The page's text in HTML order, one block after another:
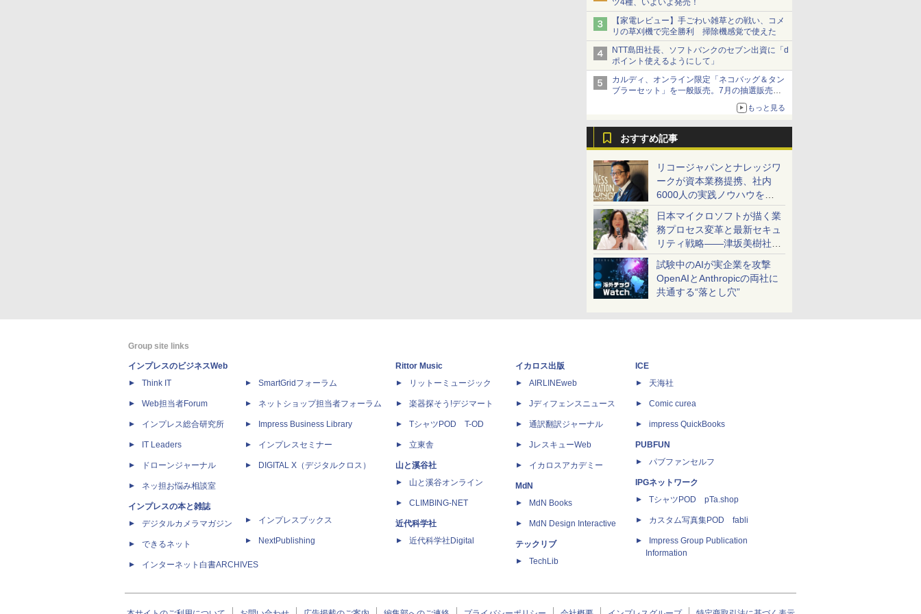
ツ4種、いよいよ発売！
【家電レビュー】手ごわい雑草との戦い、コメ
リの草刈機で完全勝利 掃除機感覚で使えた
NTT島田社長、ソフトバンクのセブン出資に「d
ポイント使えるようにして」
カルディ、オンライン限定「ネコバッグ＆タン
ブラーセット」を一般販売。7月の抽選販売の
もっと見る
おすすめ記事
リコージャパンとナレッジワ
ークが資本業務提携、社内
6000人の実践ノウハウを生
かした「AI商談記録 for
RICOH」を展開へ
日本マイクロソフトが描く業
務プロセス変革と最新セキュ
リティ戦略――津坂美樹社長
が2027年度戦略を説明
試験中のAIが実企業を攻撃
OpenAIとAnthropicの両社に
共通する“落とし穴”
Group site links
インプレスのビジネスWeb
Think IT
Web担当者Forum
インプレス総合研究所
IT Leaders
ドローンジャーナル
ネッ担お悩み相談室
インプレスの本と雑誌
デジタルカメラマガジン
できるネット
インターネット白書ARCHIVES
SmartGridフォーラム
ネットショップ担当者フォーラム
Impress Business Library
インプレスセミナー
DIGITAL X（デジタルクロス）
インプレスブックス
NextPublishing
Rittor Music
リットーミュージック
楽器探そう!デジマート
TシャツPOD T-OD
立東舎
山と溪谷社
山と溪谷オンライン
CLIMBING-NET
近代科学社
近代科学社Digital
イカロス出版
AIRLINEweb
Jディフェンスニュース
通訳翻訳ジャーナル
JレスキューWeb
イカロスアカデミー
MdN
MdN Books
MdN Design Interactive
テックリブ
TechLib
ICE
天海社
Comic curea
impress QuickBooks
PUBFUN
パブファンセルフ
IPGネットワーク
TシャツPOD pTa.shop
カスタム写真集POD fabli
Impress Group Publication
Information